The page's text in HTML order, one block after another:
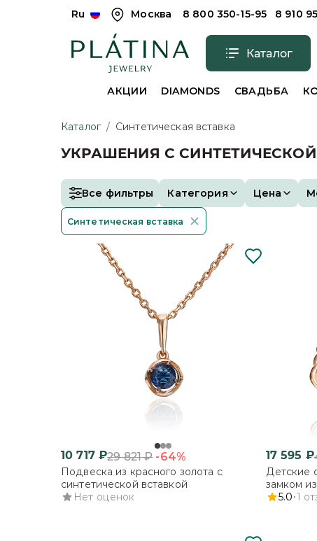
Ru Москва 8 800 350-15-95 8 910
Каталог
АКЦИИ DIAMONDS СВАДЬБА
Каталог / Синтетическая вставка
УКРАШЕНИЯ С
Все фильтры Категория Цена
Синтетическая вставка
10 717₽29 821₽ -64%
Подвеска из красного золота с
синтетической вставкой
Нет оценок
17 595 ₽
Детские
замком
5.0 1